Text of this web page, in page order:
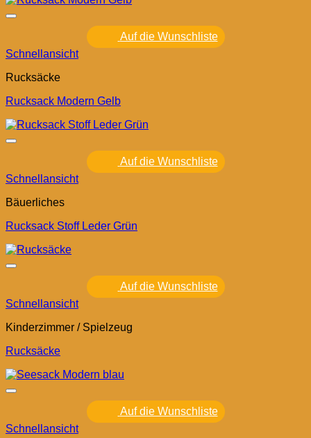
Auf die Wunschliste
Schnellansicht
Rucksäcke
Rucksack Modern Gelb
Auf die Wunschliste
Schnellansicht
Bäuerliches
Rucksack Stoff Leder Grün
Auf die Wunschliste
Schnellansicht
Kinderzimmer / Spielzeug
Rucksäcke
Auf die Wunschliste
Schnellansicht